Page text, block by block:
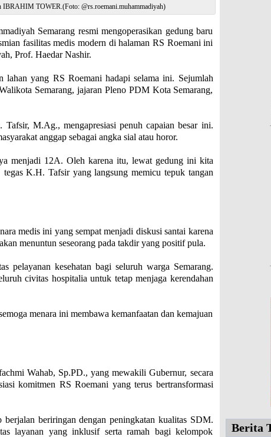
IBRAHIM TOWER.(Foto: @rs.roemani.muhammadiyah)
Semarang resmi mengoperasikan gedung baru
fasilitas medis modern di halaman RS Roemani ini
Prof. Haedar Nashir.
lahan yang RS Roemani hadapi selama ini. Sejumlah
Semarang, jajaran Pleno PDM Kota Semarang,
M.Ag., mengapresiasi penuh capaian besar ini.
anggap sebagai angka sial atau horor.
menjadi 12A. Oleh karena itu, lewat gedung ini kita
K.H. Tafsir yang langsung memicu tepuk tangan
medis ini yang sempat menjadi diskusi santai karena
menuntun seseorang pada takdir yang positif pula.
pelayanan kesehatan bagi seluruh warga Semarang.
civitas hospitalia untuk tetap menjaga kerendahan
menara ini membawa kemanfaatan dan kemajuan
Wahab, Sp.PD., yang mewakili Gubernur, secara
komitmen RS Roemani yang terus bertransformasi
beriringan dengan peningkatan kualitas SDM.
layanan yang inklusif serta ramah bagi kelompok
Berita